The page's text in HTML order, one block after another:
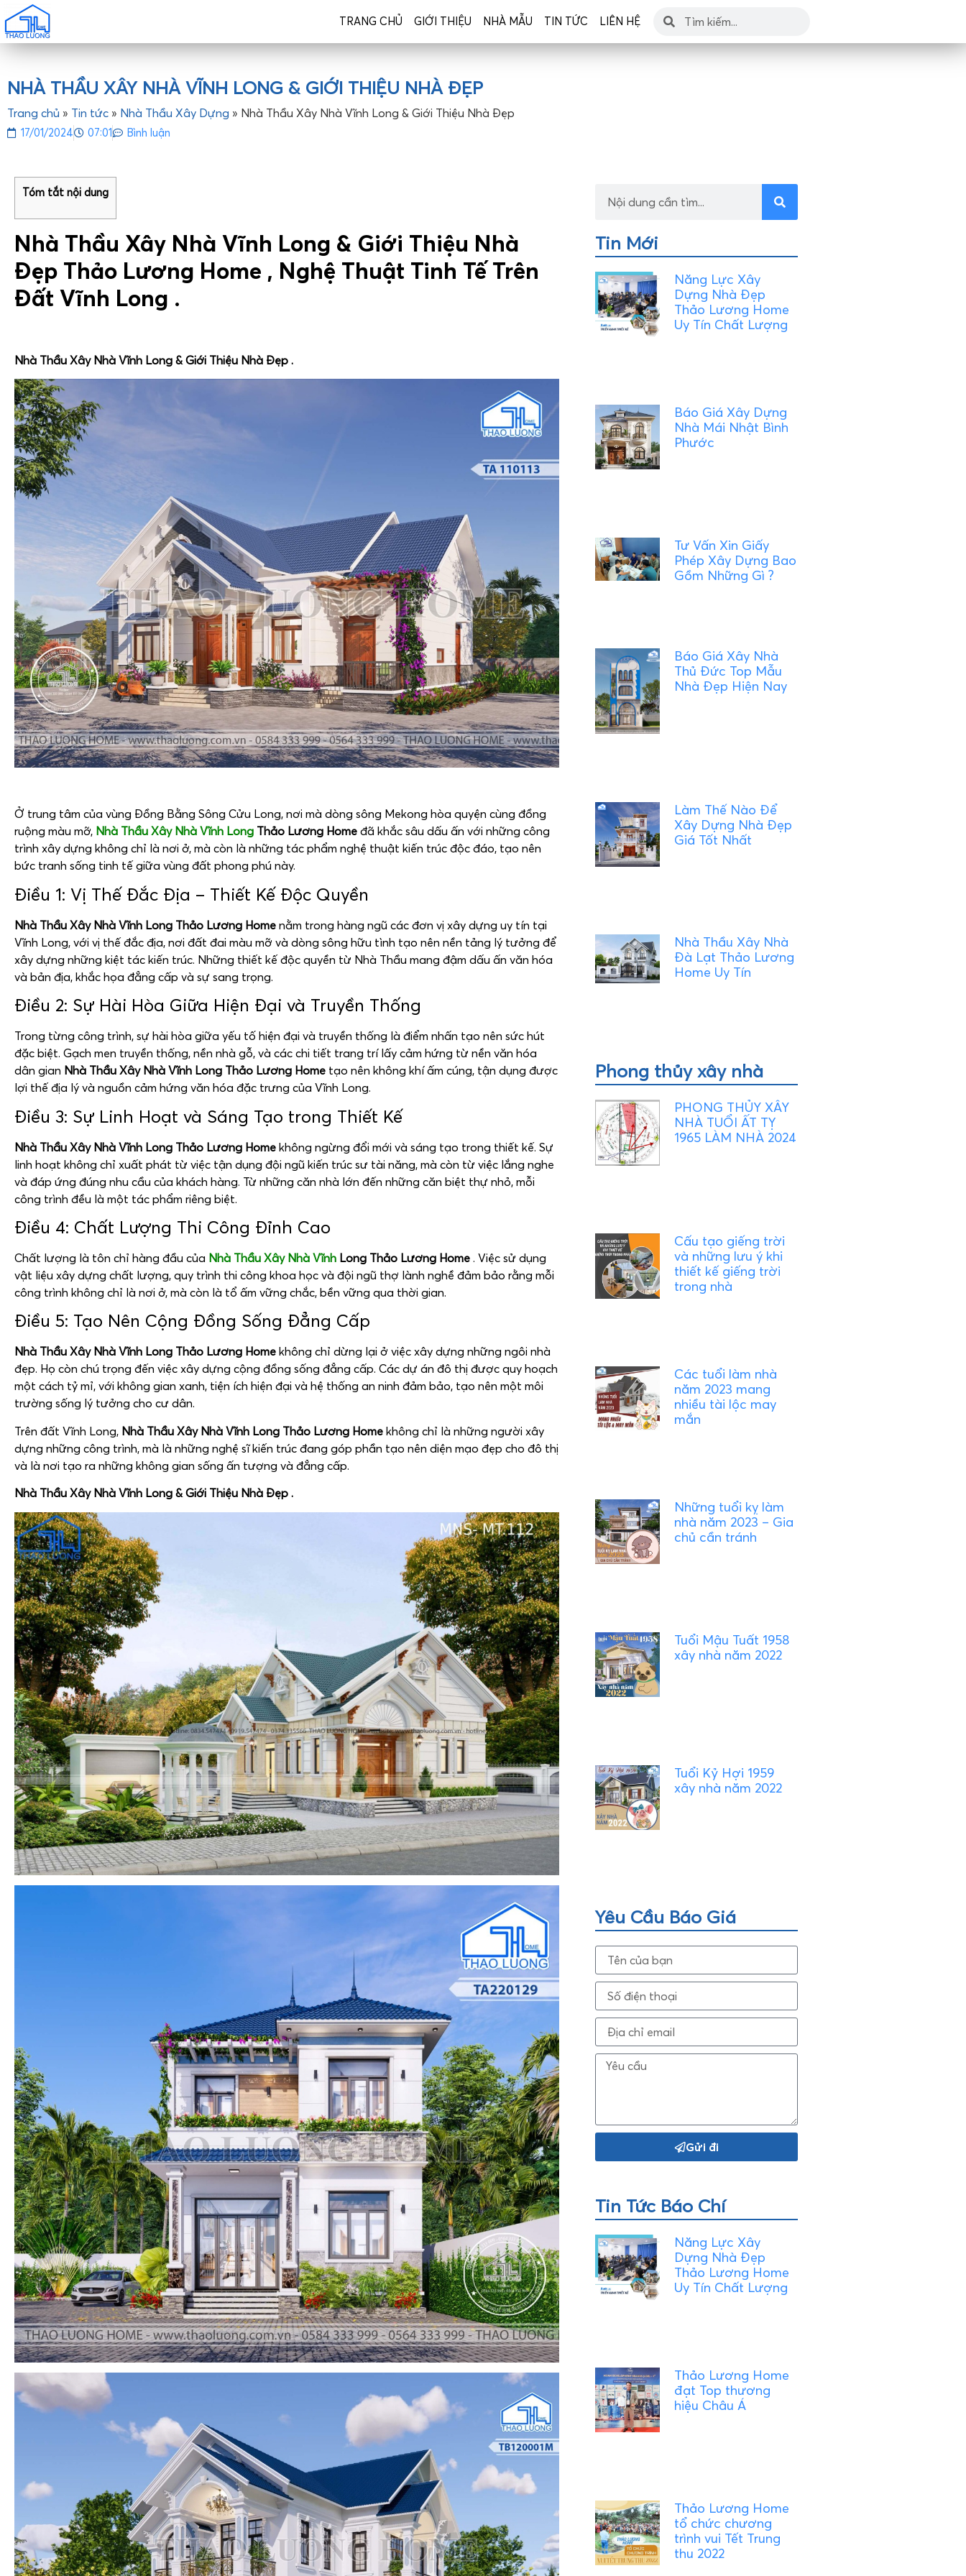
TRANG CHỦ GIỚI THIỆU NHÀ MẪU TIN TỨC LIÊN HỆ
NHÀ THẦU XÂY NHÀ VĨNH LONG & GIỚI THIỆU NHÀ ĐẸP
Trang chủ » Tin tức » Nhà Thầu Xây Dựng » Nhà Thầu Xây Nhà Vĩnh Long & Giới Thiệu Nhà Đẹp
17/01/2024 07:01 Bình luận
Tóm tắt nội dung
Nhà Thầu Xây Nhà Vĩnh Long & Giới Thiệu Nhà
Đẹp Thảo Lương Home , Nghệ Thuật Tinh Tế Trên
Đất Vĩnh Long .
Nhà Thầu Xây Nhà Vĩnh Long & Giới Thiệu Nhà Đẹp .
Ở trung tâm của vùng Đồng Bằng Sông Cửu Long, nơi mà dòng sông Mekong hòa quyện cùng đồng
ruộng màu mỡ, Nhà Thầu Xây Nhà Vĩnh Long Thảo Lương Home đã khắc sâu dấu ấn với những công
trình xây dựng không chỉ là nơi ở, mà còn là những tác phẩm nghệ thuật kiến trúc độc đáo, tạo nên
bức tranh sống tinh tế giữa vùng đất phong phú này.
Điều 1: Vị Thế Đắc Địa – Thiết Kế Độc Quyền
Nhà Thầu Xây Nhà Vĩnh Long Thảo Lương Home nằm trong hàng ngũ các đơn vị xây dựng uy tín tại
Vĩnh Long, với vị thế đắc địa, nơi đất đai màu mỡ và dòng sông hữu tình tạo nên nền tảng lý tưởng để
xây dựng những kiệt tác kiến trúc. Những thiết kế độc quyền từ Nhà Thầu mang đậm dấu ấn văn hóa
và bản địa, khắc họa đẳng cấp và sự sang trọng.
Điều 2: Sự Hài Hòa Giữa Hiện Đại và Truyền Thống
Trong từng công trình, sự hài hòa giữa yếu tố hiện đại và truyền thống là điểm nhấn tạo nên sức hút
đặc biệt. Gạch men truyền thống, nền nhà gỗ, và các chi tiết trang trí lấy cảm hứng từ nền văn hóa
dân gian Nhà Thầu Xây Nhà Vĩnh Long Thảo Lương Home tạo nên không khí ấm cúng, tận dụng được
lợi thế địa lý và nguồn cảm hứng văn hóa đặc trưng của Vĩnh Long.
Điều 3: Sự Linh Hoạt và Sáng Tạo trong Thiết Kế
Nhà Thầu Xây Nhà Vĩnh Long Thảo Lương Home không ngừng đổi mới và sáng tạo trong thiết kế. Sự
linh hoạt không chỉ xuất phát từ việc tận dụng đội ngũ kiến trúc sư tài năng, mà còn từ việc lắng nghe
và đáp ứng đúng nhu cầu của khách hàng. Từ những căn nhà lớn đến những căn biệt thự nhỏ, mỗi
công trình đều là một tác phẩm riêng biệt.
Điều 4: Chất Lượng Thi Công Đỉnh Cao
Chất lượng là tôn chỉ hàng đầu của Nhà Thầu Xây Nhà Vĩnh Long Thảo Lương Home . Việc sử dụng
vật liệu xây dựng chất lượng, quy trình thi công khoa học và đội ngũ thợ lành nghề đảm bảo rằng mỗi
công trình không chỉ là nơi ở, mà còn là tổ ấm vững chắc, bền vững qua thời gian.
Điều 5: Tạo Nên Cộng Đồng Sống Đẳng Cấp
Nhà Thầu Xây Nhà Vĩnh Long Thảo Lương Home không chỉ dừng lại ở việc xây dựng những ngôi nhà
đẹp. Họ còn chú trọng đến việc xây dựng cộng đồng sống đẳng cấp. Các dự án đô thị được quy hoạch
một cách tỷ mỉ, với không gian xanh, tiện ích hiện đại và hệ thống an ninh đảm bảo, tạo nên một môi
trường sống lý tưởng cho cư dân.
Trên đất Vĩnh Long, Nhà Thầu Xây Nhà Vĩnh Long Thảo Lương Home không chỉ là những người xây
dựng những công trình, mà là những nghệ sĩ kiến trúc đang góp phần tạo nên diện mạo đẹp cho đô thị
và là nơi tạo ra những không gian sống ấn tượng và đẳng cấp.
Nhà Thầu Xây Nhà Vĩnh Long & Giới Thiệu Nhà Đẹp .
Tin Mới
Năng Lực Xây
Dựng Nhà Đẹp
Thảo Lương Home
Uy Tín Chất Lượng
Báo Giá Xây Dựng
Nhà Mái Nhật Bình
Phước
Tư Vấn Xin Giấy
Phép Xây Dựng Bao
Gồm Những Gì ?
Báo Giá Xây Nhà
Thủ Đức Top Mẫu
Nhà Đẹp Hiện Nay
Làm Thế Nào Để
Xây Dựng Nhà Đẹp
Giá Tốt Nhất
Nhà Thầu Xây Nhà
Đà Lạt Thảo Lương
Home Uy Tín
Phong thủy xây nhà
PHONG THỦY XÂY
NHÀ TUỔI ẤT TỴ
1965 LÀM NHÀ 2024
Cấu tạo giếng trời
và những lưu ý khi
thiết kế giếng trời
trong nhà
Các tuổi làm nhà
năm 2023 mang
nhiều tài lộc may
mắn
Những tuổi kỵ làm
nhà năm 2023 – Gia
chủ cần tránh
Tuổi Mậu Tuất 1958
xây nhà năm 2022
Tuổi Kỷ Hợi 1959
xây nhà năm 2022
Yêu Cầu Báo Giá
Gửi đi
Tin Tức Báo Chí
Năng Lực Xây
Dựng Nhà Đẹp
Thảo Lương Home
Uy Tín Chất Lượng
Thảo Lương Home
đạt Top thương
hiệu Châu Á
Thảo Lương Home
tổ chức chương
trình vui Tết Trung
thu 2022